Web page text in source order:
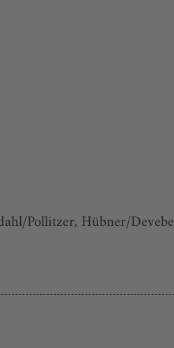
Pollitzer, Hübner/